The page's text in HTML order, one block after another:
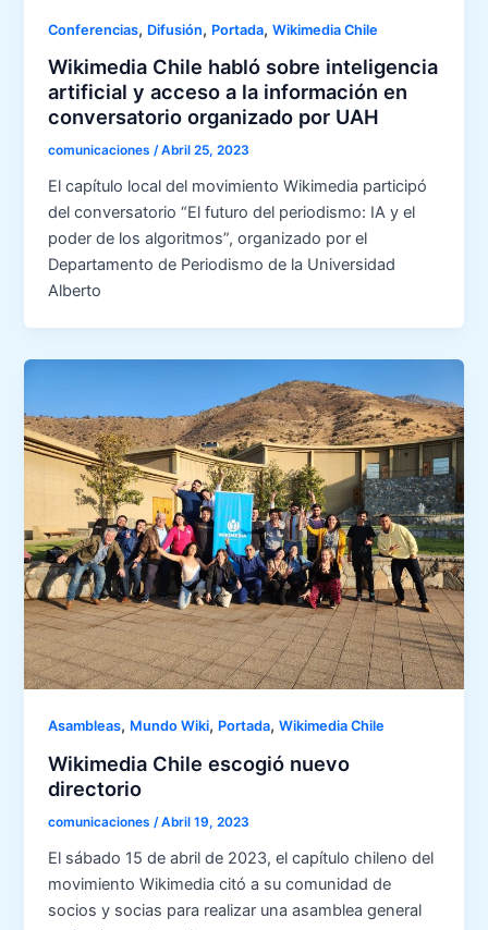
Conferencias, Difusión, Portada,Wikimedia Chile
Wikimedia Chile habló sobre inteligencia
artificial y acceso a la información en
conversatorio organizado por UAH
comunicaciones/Abril 25, 2023
El capítulo local del movimiento Wikimedia participó
del conversatorio “El futuro del periodismo: IA y el
poder de los algoritmos”, organizado por el
Departamento de Periodismo de la Universidad
Alberto
Asambleas, Mundo Wiki, Portada,Wikimedia Chile
Wikimedia Chile escogió nuevo
directorio
comunicaciones/Abril 19, 2023
El sábado 15 de abril de 2023, el capítulo chileno del
movimiento Wikimedia citó a su comunidad de
socios y socias para realizar una asamblea general